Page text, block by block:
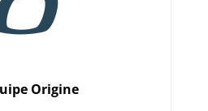
Origine